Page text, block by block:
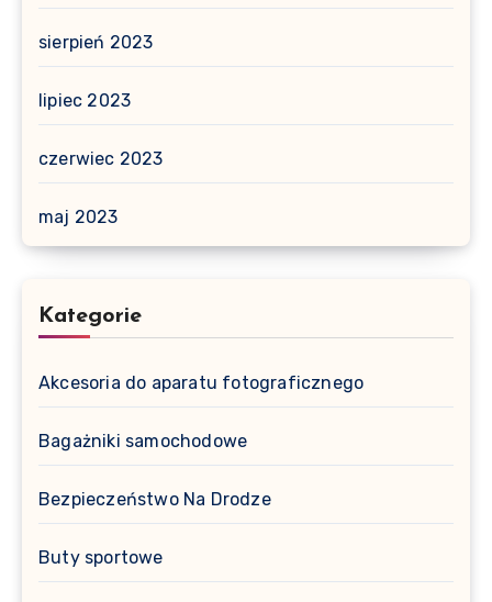
sierpień 2023
lipiec 2023
czerwiec 2023
maj 2023
Kategorie
Akcesoria do aparatu fotograficznego
Bagażniki samochodowe
Bezpieczeństwo Na Drodze
Buty sportowe